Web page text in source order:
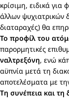
κρίσιμη, ειδικά
άλλων ψυχιατρικών
διαταραχές) θα
Το προφίλ του
παρορμητικές
ναλτρεξόνη, ενώ
αϋπνία μετά τη
αποτελέσματα με
Τη συνέπεια και τη